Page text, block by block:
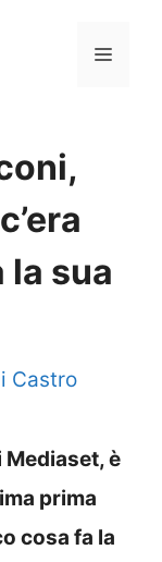
Menu
la sua
Castro
è
prima
cosa fa la